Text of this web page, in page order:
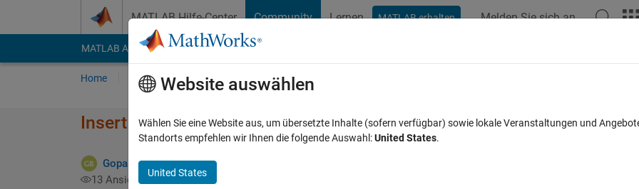
MATLAB Hilfe-Center Community Lernen MATLAB erhalten Melden Sie sich an
MATLAB Answers File Exchange Cody
Home Fragen Antworten Durchsuchen
Insert underscore into the string
Gopalakrishnan venkatesan
13 Ansichten (30 Tage)
Website auswählen
Wählen Sie eine Website aus, um übersetzte Inhalte (sofern verfügbar) sowie lokale Veranstaltungen und
Standorts empfehlen wir Ihnen die folgende Auswahl:United States.
United States